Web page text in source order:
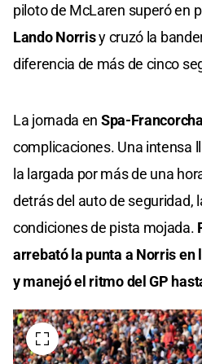
piloto de McLaren superó en
Lando Norrisy cruzó la
diferencia de más de cinco
La jornada en Spa-
complicaciones. Una intensa
la largada por más de una
detrás del auto de seguridad,
condiciones de pista mojada.
arrebató la punta a Norris
y manejó el ritmo del GP